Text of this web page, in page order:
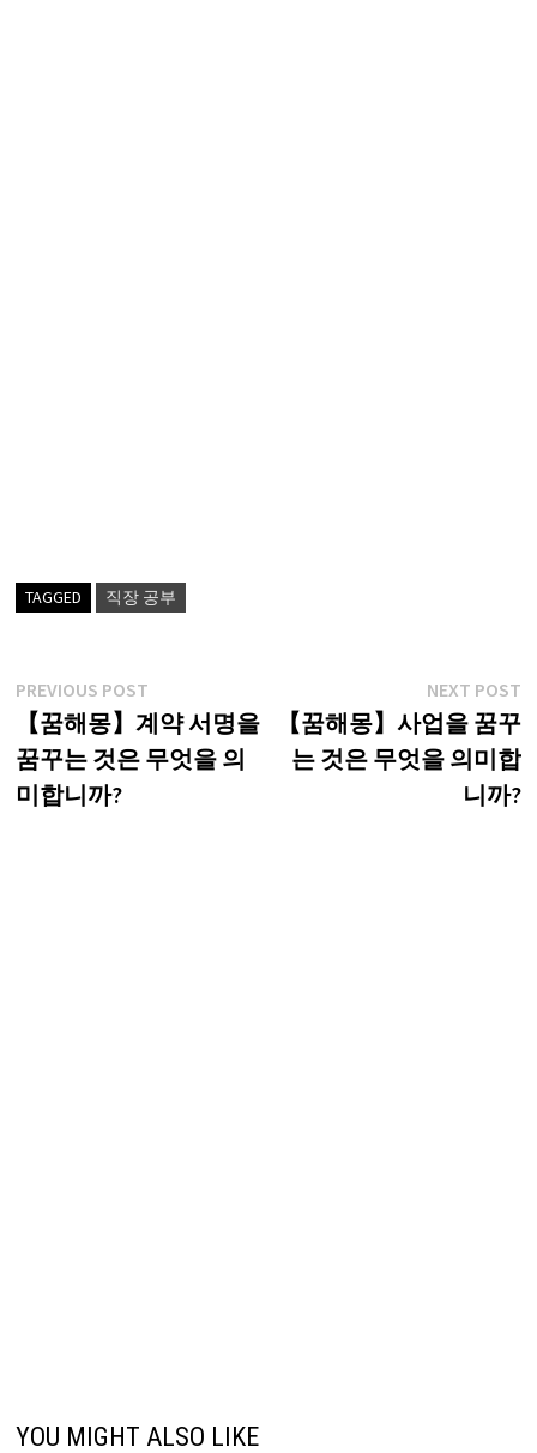
TAGGED 직장 공부
글
탐
색
PREVIOUS POSTPrevious
post:
【꿈해몽】계약 서명을
꿈꾸는 것은 무엇을 의
미합니까?
NEXT POST
【꿈해몽】사업을 꿈꾸
는 것은 무엇을 의미합
니까?
YOU MIGHT ALSO LIKE